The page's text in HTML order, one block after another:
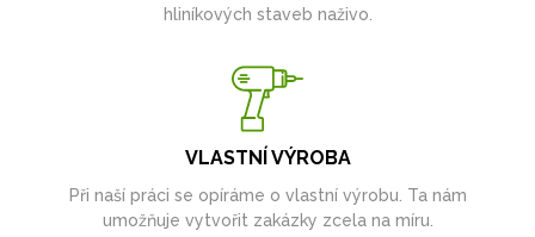
hliníkových staveb naživo.
VLASTNÍ VÝROBA
Při naší práci se opíráme o vlastní výrobu. Ta nám
umožňuje vytvořit zakázky zcela na míru.